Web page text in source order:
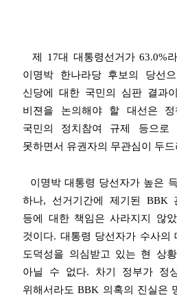
제 17대 대통령선거가63.0%
이명박 한나라당 후보의 당선
신당에 대한 국민의 심판 결과
비젼을 논의해야 할 대선은
국민의 정치참여 규제 등으로
못하면서 유권자의 무관심이 두
이명박 대통령 당선자가 높은
하나, 선거기간에 제기된 BBK
등에 대한 책임은 사라지지 않
것이다. 대통령 당선자가 수사의
도덕성을 의심받고 있는 현 상
아닐 수 없다. 차기 정부가 정
위해서라도 BBK 의혹의 진실은